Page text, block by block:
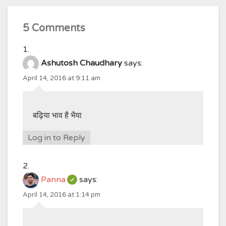
5 Comments
Ashutosh Chaudhary says:
April 14, 2016 at 9:11 am
बढ़िया भाव है भैया
Log in to Reply
Panna says:
April 14, 2016 at 1:14 pm